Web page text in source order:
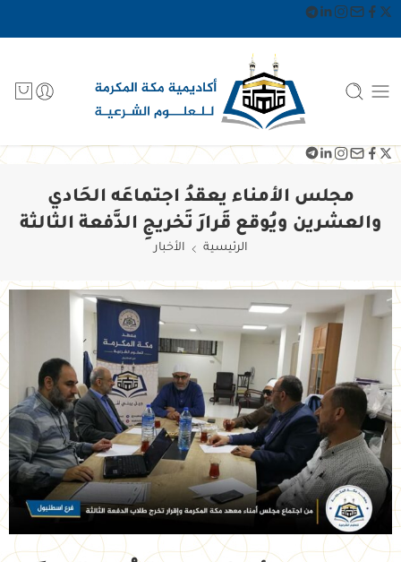
مجلس الأمناء يعقدُ اجتماعَه الحَادي
والعشرين ويُوقع قَرارَ تَخريجِ الدَّفعة الثالثة
الرئيسية الأخبار